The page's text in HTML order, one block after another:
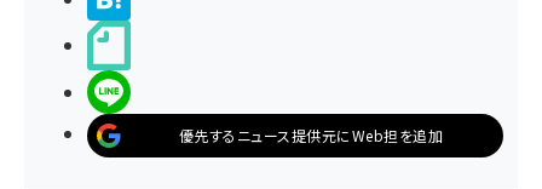
優先するニュース提供元にWeb担を追加